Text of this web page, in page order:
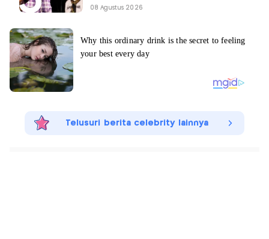
08 Agustus 2026
Telusuri berita celebrity lainnya